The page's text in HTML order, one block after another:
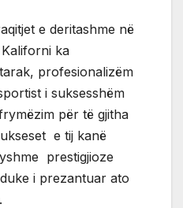
e deritashme në
ka
profesionalizëm
i suksesshëm
për të gjitha
e tij kanë
prestigjioze
i prezantuar ato